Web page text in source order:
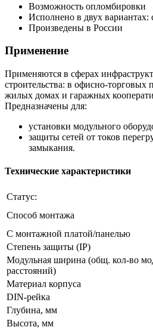
Возможность опломбировки
Исполнено в двух
Произведены в России
Применение
Применяются в сферах
строительства: в офисно-
жилых домах и гаражных
Предназначены для:
установки модульного
защиты сетей от токов
замыкания.
Технические характеристики
Статус:
Способ монтажа
С монтажной платой/панелью
Степень защиты (IP)
Модульная ширина (общ. кол-во
расстояний)
Материал корпуса
DIN-рейка
Глубина, мм
Высота, мм